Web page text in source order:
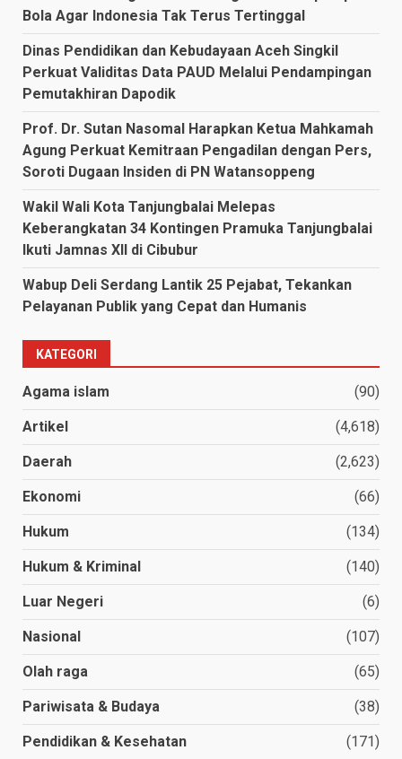
Bola Agar Indonesia Tak Terus Tertinggal
Dinas Pendidikan dan Kebudayaan Aceh Singkil
Perkuat Validitas Data PAUD Melalui Pendampingan
Pemutakhiran Dapodik
Prof. Dr. Sutan Nasomal Harapkan Ketua Mahkamah
Agung Perkuat Kemitraan Pengadilan dengan Pers,
Soroti Dugaan Insiden di PN Watansoppeng
Wakil Wali Kota Tanjungbalai Melepas
Keberangkatan 34 Kontingen Pramuka Tanjungbalai
Ikuti Jamnas XII di Cibubur
Wabup Deli Serdang Lantik 25 Pejabat, Tekankan
Pelayanan Publik yang Cepat dan Humanis
KATEGORI
Agama islam (90)
Artikel (4,618)
Daerah (2,623)
Ekonomi (66)
Hukum (134)
Hukum & Kriminal (140)
Luar Negeri (6)
Nasional (107)
Olah raga (65)
Pariwisata & Budaya (38)
Pendidikan & Kesehatan
(171)